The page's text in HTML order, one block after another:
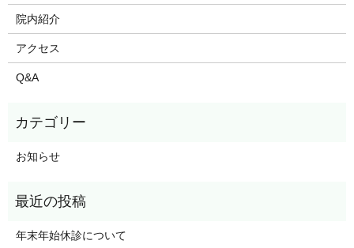
院内紹介
アクセス
Q&A
お知らせ
年末年始休診について